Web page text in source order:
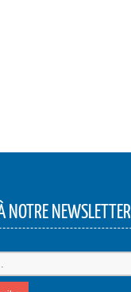
NOTRE NEWSLETTER